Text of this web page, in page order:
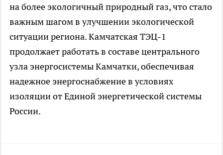
на более экологичный природный газ, что стало
важным шагом в улучшении экологической
ситуации региона. Камчатская ТЭЦ-1
продолжает работать в составе центрального
узла энергосистемы Камчатки, обеспечивая
надежное энергоснабжение в условиях
изоляции от Единой энергетической системы
России.